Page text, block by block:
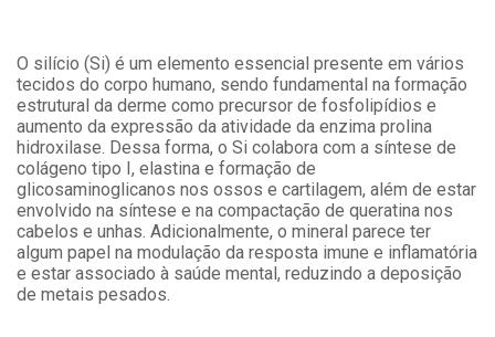
O silício (Si) é um elemento essencial presente em vários
tecidos do corpo humano, sendo fundamental na formação
estrutural da derme como precursor de fosfolipídios e
aumento da expressão da atividade da enzima prolina
hidroxilase. Dessa forma, o Si colabora com a síntese de
colágeno tipo I, elastina e formação de
glicosaminoglicanos nos ossos e cartilagem, além de estar
envolvido na síntese e na compactação de queratina nos
cabelos e unhas. Adicionalmente, o mineral parece ter
algum papel na modulação da resposta imune e inflamatória
e estar associado à saúde mental, reduzindo a deposição
de metais pesados.